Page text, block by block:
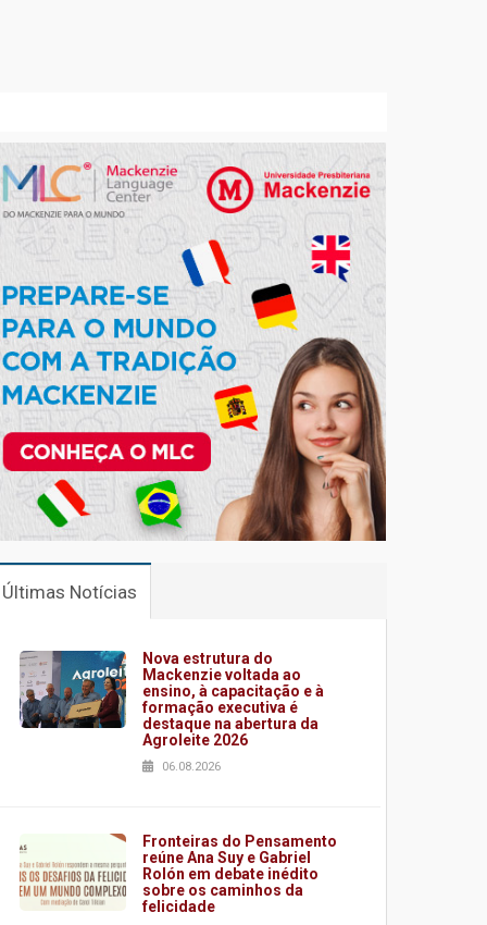
Últimas Notícias
Nova estrutura do
Mackenzie voltada ao
ensino, à capacitação e à
formação executiva é
destaque na abertura da
Agroleite 2026
06.08.2026
Fronteiras do Pensamento
reúne Ana Suy e Gabriel
Rolón em debate inédito
sobre os caminhos da
felicidade